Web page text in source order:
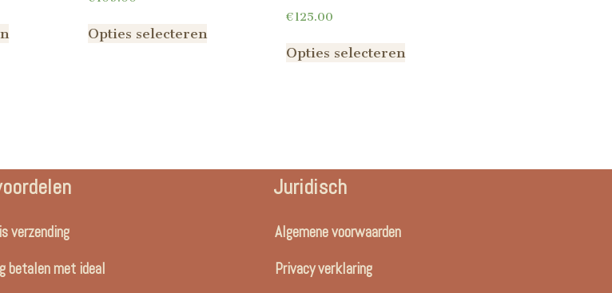
Opties selecteren
€125.00
Opties selecteren
verzending
betalen met ideal
Juridisch
Algemene voorwaarden
Privacy verklaring